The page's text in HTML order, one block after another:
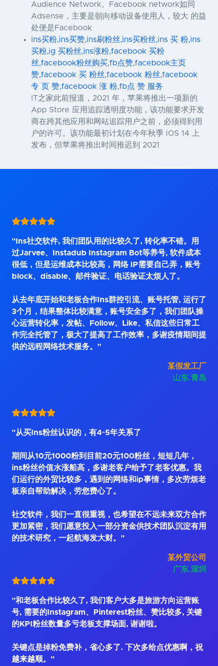
Audience Network。Facebook network如同
Adsense，主要是朝向移动设备使用人，较大 的益
处便是Facebook
ins买粉,ins买赞,ins刷粉丝,ins买粉丝,ins 买 粉,ins
买粉,ig 买粉丝,ins涨粉,facebook 买粉
丝,facebook粉丝购买,fb点赞,facebook主页
赞,facebook 买 粉丝,facebook 粉丝,facebook
专 页 赞,facebook 涨 粉,fb点 赞 服务
IT之家此前报道，2021 年，苹果将推出一项新的
App Store 应用追踪透明度功能，该功能要求开发
商在跨其他应用和网站追踪用户之前，必须得到用
户的许可。该功能最初计划在今年秋季 iOS 14 上
发布，但苹果将推出时间推迟到 2021
"Ins社交软件, 我们团队用的比较久了, 转化率不错。用
过Jarvee、Instadub Instagram Bot等养号, 软件成本
很低，但是运维成本比较高，网络 IP需要自己弄，账号
block、disable、邮件验证、电话验证太烦人了。
从去年底开始和老板合作Ins群控引流、账号托管, 运行了
3个月，结果整体比较满意，账号安全多了，我们团队操
心运营转化率，发帖、Follow、Like、私信这些日常工
作完全托管了，极大了提高了工作效率，多谢疫情期间提
供的远程网络技术服务。"
某假发工厂
山东.青岛
"从买Ins粉丝认识的，有4~5年关系了
期间从10元1000粉到目前20元100粉丝，短短几年，
ins粉丝价值水涨船高，多谢老客户给予了老客优惠。我
们运行的外贸比较多，遇到的网络和ip事情，多次劳烦老
板亲自帮助解决，劳您费心了。
社交软件，我们一直很重视，也希望在不远未来双方合作
更加紧密，我们愿意投入一部分资金供技术团队沉淀有用
的技术研究，一起航海发大财。"
某外贸公司
广东.深圳
"和老板合作比较久了, 我们客户大多是旅游方向运营账
号, 需要的Instagram、Pinterest粉丝、赞比较多, 关键
的KPI粉丝数量多亏老板支撑场面, 谢谢啦。
关键点是掉粉免费补，省心多了. 下次多给点优惠啊，祝
越来越顺。"